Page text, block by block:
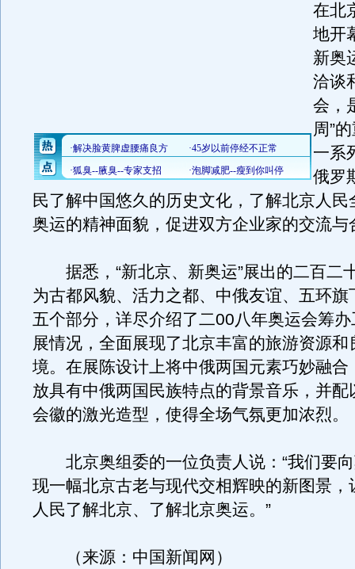
在北
地开
新奥
洽谈
会，
周”
一系
俄罗
民了解中国悠久的历史文化，了解北京人民
奥运的精神面貌，促进双方企业家的交流与
据悉，“新北京、新奥运”展出的二百二
为古都风貌、活力之都、中俄友谊、五环旗
五个部分，详尽介绍了二00八年奥运会筹
展情况，全面展现了北京丰富的旅游资源和
境。在展陈设计上将中俄两国元素巧妙融合
放具有中俄两国民族特点的背景音乐，并配
会徽的激光造型，使得全场气氛更加浓烈。
北京奥组委的一位负责人说：“我们要向
现一幅北京古老与现代交相辉映的新图景，
人民了解北京、了解北京奥运。”
（来源：中国新闻网）